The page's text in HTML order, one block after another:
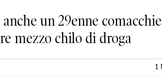
un 29enne
mezzo chilo di droga
1